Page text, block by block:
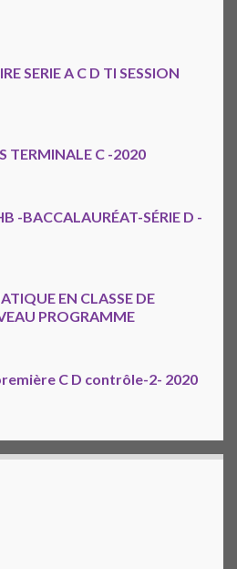
SERIE A C D TI SESSION
TERMINALE C -2020
-BACCALAURÉAT-SÉRIE D -
EN CLASSE DE
PROGRAMME
C D contrôle-2- 2020